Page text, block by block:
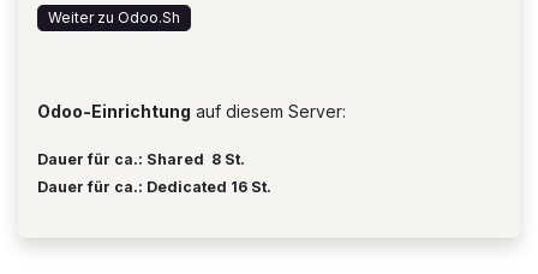
Weiter zu Odoo.Sh
Odoo-Einrichtung auf diesem Server:
Dauer für ca.: Shared 8 St.
Dauer für ca.: Dedicated 16 St.